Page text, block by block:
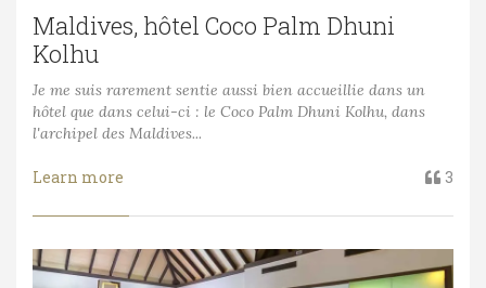
Maldives, hôtel Coco Palm Dhuni
Kolhu
Je me suis rarement sentie aussi bien accueillie dans un
hôtel que dans celui-ci : le Coco Palm Dhuni Kolhu, dans
l'archipel des Maldives...
Learn more 3